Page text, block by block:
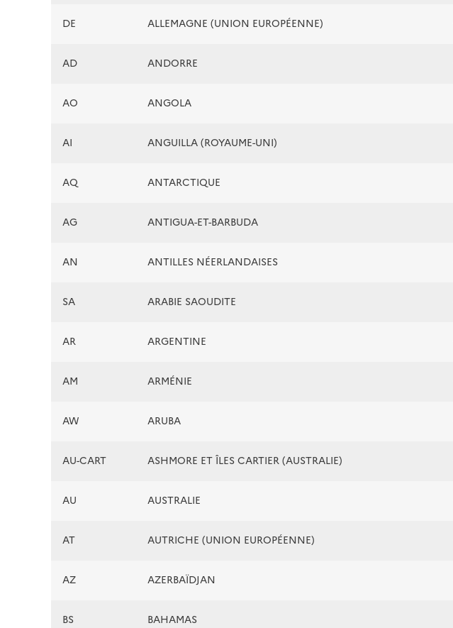
DE ALLEMAGNE (UNION EUROPÉENNE)
AD ANDORRE
AO ANGOLA
AI ANGUILLA (ROYAUME-UNI)
AQ ANTARCTIQUE
AG ANTIGUA-ET-BARBUDA
AN ANTILLES NÉERLANDAISES
SA ARABIE SAOUDITE
AR ARGENTINE
AM ARMÉNIE
AW ARUBA
AU-CART ASHMORE ET ÎLES CARTIER (AUSTRALIE)
AU AUSTRALIE
AT AUTRICHE (UNION EUROPÉENNE)
AZ AZERBAÏDJAN
BS BAHAMAS